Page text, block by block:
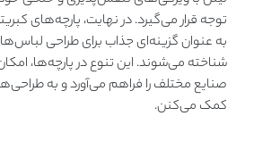
توجه قرار می‌گیرد. در نهایت، پارچه‌های
به عنوان گزینه‌ای جذاب برای طراحی
شناخته می‌شوند. این تنوع در پارچه‌ها،
صنایع مختلف را فراهم می‌آورد و به
کمک می‌کنن.